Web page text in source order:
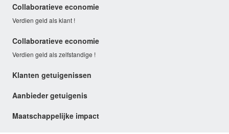
Collaboratieve economie
Verdien geld als klant !
Collaboratieve economie
Verdien geld als zelfstandige !
Klanten getuigenissen
Aanbieder getuigenis
Maatschappelijke impact